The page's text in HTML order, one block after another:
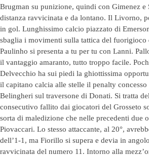
Brugman su punizione, quindi con Gimenez e
distanza ravvicinata e da lontano. Il Livorno,
in gol. Lunghissimo calcio piazzato di
sbaglia i movimenti sulla tattica del fuorigioco
Paulinho si presenta a tu per tu con Lanni.
il vantaggio amaranto, tutto troppo facile.
Delvecchio ha sui piedi la ghiottissima
il capitano calcia alle stelle il penalty
Belingheri sul traversone di Donati. Si tratta
consecutivo fallito dai giocatori del Grosseto
sorta di maledizione che nelle precedenti due
Piovaccari. Lo stesso attaccante, al 20°,
dell’1-1, ma Fiorillo si supera e devia in
ravvicinata del numero 11. Intorno alla